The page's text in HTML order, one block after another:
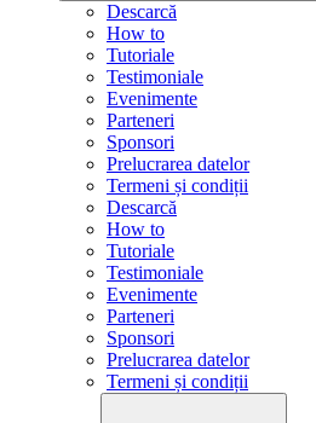
Descarcă
How to
Tutoriale
Testimoniale
Evenimente
Parteneri
Sponsori
Prelucrarea datelor
Termeni și condiții
Descarcă
How to
Tutoriale
Testimoniale
Evenimente
Parteneri
Sponsori
Prelucrarea datelor
Termeni și condiții